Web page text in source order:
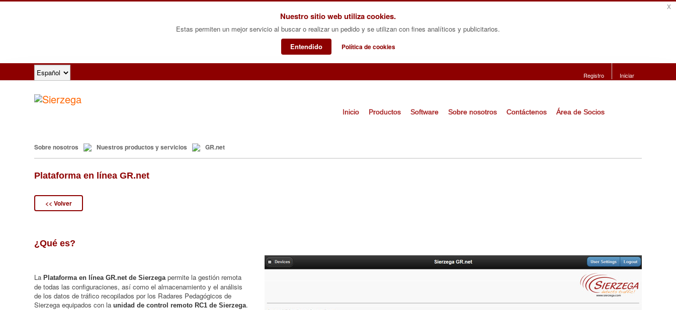
Nuestro sitio web utiliza cookies.
Estas permiten un mejor servicio al buscar o realizar un pedido y se utilizan con fines analíticos y publicitarios.
Entendido
Política de cookies
x
Registro Iniciar
Inicio Productos Software Sobre nosotros Contáctenos Área de Socios
Sobre nosotros Nuestros productos y servicios GR.net
Plataforma en línea GR.net
<< Volver
¿Qué es?
La Plataforma en línea GR.net de Sierzega permite la gestión remota
de todas las configuraciones, así como el almacenamiento y el análisis
de los datos de tráfico recopilados por los Radares Pedagógicos de
Sierzega equipados con la unidad de control remoto RC1 de Sierzega.